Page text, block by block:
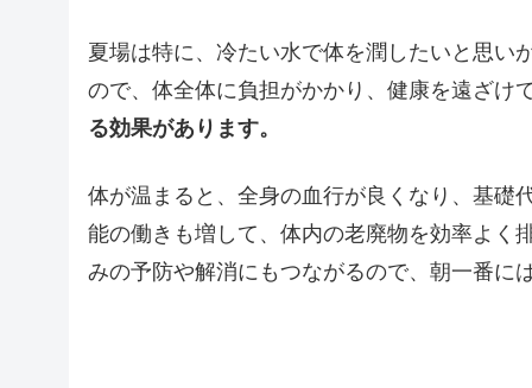
夏場は特に、冷たい水で体を潤したいと思い
ので、体全体に負担がかかり、健康を遠ざけ
る効果があります。
体が温まると、全身の血行が良くなり、基礎
能の働きも増して、体内の老廃物を効率よく
みの予防や解消にもつながるので、朝一番に